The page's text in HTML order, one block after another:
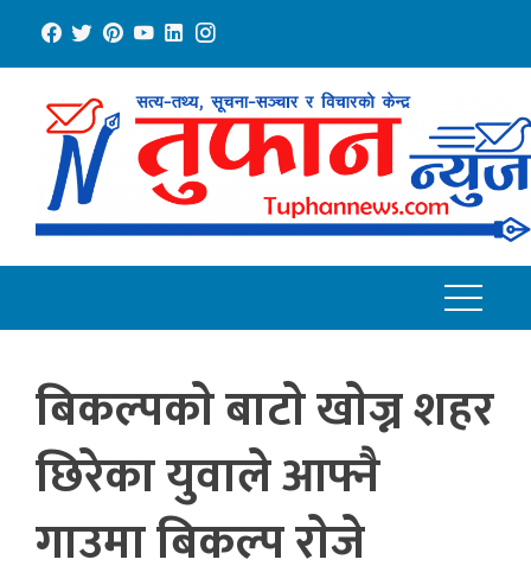
content
बिकल्पकाे बाटाे खाेज्न शहर
छिरेका युवाले आफ्नै
गाउमा बिकल्प राेजे